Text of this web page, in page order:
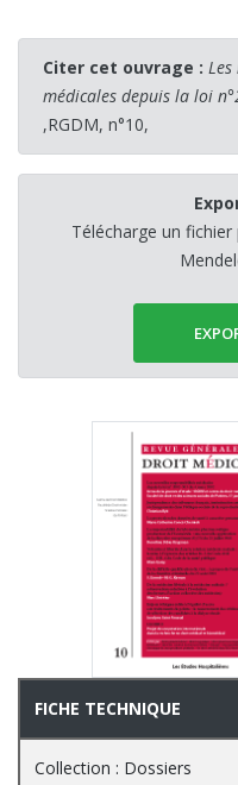
Citer cet ouvrage :
médicales depuis la loi
,RGDM, n°10,
Télécharge un
FICHE TECHNIQUE
Collection : Dossiers